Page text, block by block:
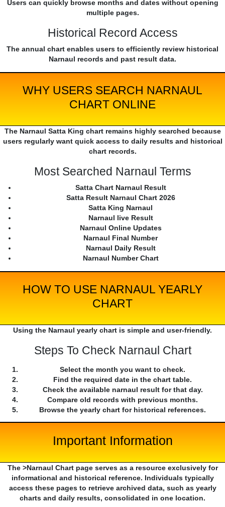
Users can quickly browse months and dates without opening
multiple pages.
Historical Record Access
The annual chart enables users to efficiently review historical
Narnaul records and past result data.
WHY USERS SEARCH NARNAUL
CHART ONLINE
The Narnaul Satta King chart remains highly searched because
users regularly want quick access to daily results and historical
chart records.
Most Searched Narnaul Terms
Satta Chart Narnaul Result
Satta Result Narnaul Chart 2026
Satta King Narnaul
Narnaul live Result
Narnaul Online Updates
Narnaul Final Number
Narnaul Daily Result
Narnaul Number Chart
HOW TO USE NARNAUL YEARLY
CHART
Using the Narnaul yearly chart is simple and user-friendly.
Steps To Check Narnaul Chart
Select the month you want to check.
Find the required date in the chart table.
Check the available narnaul result for that day.
Compare old records with previous months.
Browse the yearly chart for historical references.
Important Information
The >Narnaul Chart page serves as a resource exclusively for
informational and historical reference. Individuals typically
access these pages to retrieve archived data, such as yearly
charts and daily results, consolidated in one location.